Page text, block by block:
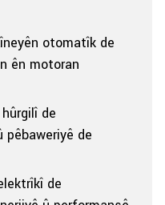
otomatîk de
ên motoran
de
pêbaweriyê de
de